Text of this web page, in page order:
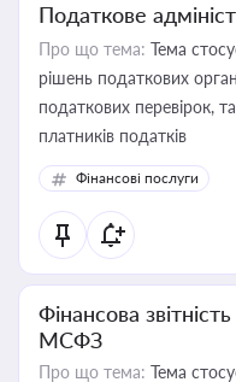
Податкове
Про що тема: Тема
рішень податкових
податкових перевірок,
платників податків
Фінансові послуги
Фінансова
МСФЗ
Про що тема: Тема